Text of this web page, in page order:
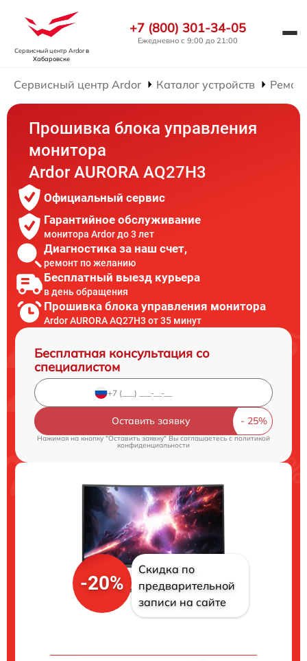
Сервисный центр Ardorв
Хабаровске
+7 (800) 301-34-05
Ежедневно с 9:00 до 21:00
Сервисный центр Ardor Каталог устройств
Прошивка блока управления
монитора
Ardor AURORA AQ27H3
Официальный сервис
Гарантийное обслуживание
монитора Ardor до 3 лет
Диагностика за наш счет,
ремонт по желанию
Бесплатный выезд курьера
в день обращения
Прошивка блока управления монитора
Ardor AURORA AQ27H3 от 35 минут
Бесплатная консультация со
специалистом
Оставить заявку
Нажимая на кнопку "Оставить заявку" Вы соглашаетесь cполитикой
конфиденциальности
-20%
Скидка по
предварительной
записи на сайте